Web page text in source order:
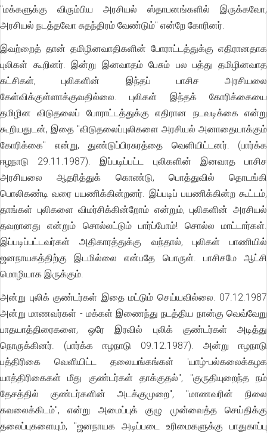
"மக்களுக்கு விரும்பிய அரசியல் ஸ்தாபனங்களில் இருக்கவோ,
அரசியல் நடத்தவோ சுதந்திரம் வேண்டும்" என்றே கோரினர்.
இவற்றைத் தான் தமிழினவாதிகளின் போராட்டத்துக்கு எதிரானதாக
புலிகள் கூறினர். இன்று இனவாதம் பேசும் பல பத்து தமிழினவாத
கட்சிகள், புலிகளின் இந்தப் பாசிச அரசியலை
கேள்விக்குள்ளாக்குவதில்லை. புலிகள் இந்தக் கோரிக்கையை
தமிழின விடுதலைப் போராட்டத்துக்கு எதிரான நடவடிக்கை என்று
கூறியதுடன், இதை "விடுதலைப்புலிகளை அரசியல் அனாதையாக்கும்
கோரிக்கை" என்று, துண்டுப்பிரசுரத்தை வெளியிட்டனர். (பார்க்க
ஈழநாடு 29.11.1987). இப்படிப்பட்ட புலிகளின் இனவாத பாசிச
அரசியலை ஆதரித்துக் கொண்டு, பொத்துவில் தொடங்கி
பொலிகண்டி வரை பயணிக்கின்றனர். இப்படிப் பயணிக்கின்ற கூட்டம்,
தாங்கள் புலிகளை விமர்சிக்கின்றோம் என்றும், புலிகளின் அரசியல்
தவறானது என்றும் சொல்லட்டும் பார்ப்போம்! சொல்ல மாட்டார்கள்.
இப்படிப்பட்டவர்கள் அதிகாரத்துக்கு வந்தால், புலிகள் பாணியில்
ஜனநாயகத்திற்கு இடமில்லை என்பதே பொருள். பாசிசமே ஆட்சி
மொழியாக இருக்கும்.
அன்று புலிக் குண்டர்கள் இதை மட்டும் செய்யவில்லை. 07.12.1987
அன்று மாணவர்கள் - மக்கள் இணைந்து நடத்திய நான்கு வெவ்வேறு
பாதயாத்திரைகளை, ஒரே இரவில் புலிக் குண்டர்கள் அடித்து
நொருக்கினர். (பார்க்க ஈழநாடு 09.12.1987). அன்று ஈழநாடு
பத்திரிகை வெளியிட்ட தலையங்கங்கள் 'யாழ்-பல்கலைக்கழக
யாத்திரிகைகள் மீது குண்டர்கள் தாக்குதல்", "குருதியுறைந்த நம்
தேசத்தில் குண்டர்களின் அடக்குமுறை", "மாணவரின் நிலை
கவலைக்கிடம்", என்று அமைப்புக் குழு முன்வைத்த செய்திக்கு
தலைப்புகளையும், "ஜனநாயக அடிப்படை உரிமைகளுக்கு பாதுகாப்பு